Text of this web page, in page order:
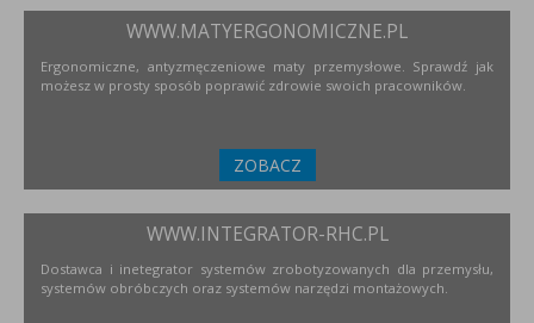
WWW.MATYERGONOMICZNE.PL
Ergonomiczne, antyzmęczeniowe maty przemysłowe. Sprawdź jak
możesz w prosty sposób poprawić zdrowie swoich pracowników.
ZOBACZ
WWW.INTEGRATOR-RHC.PL
Dostawca i inetegrator systemów zrobotyzowanych dla przemysłu,
systemów obróbczych oraz systemów narzędzi montażowych.